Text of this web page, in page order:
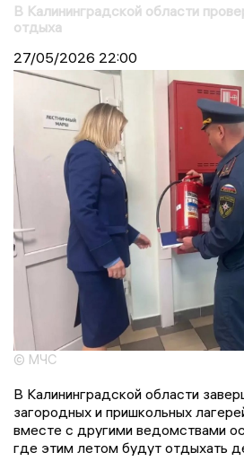
В Калининградской области
отдыха
27/05/2026 22:00
© МЧС
В Калининградской области
загородных и пришкольных
вместе с другими ведомствами
где этим летом будут отдыхать